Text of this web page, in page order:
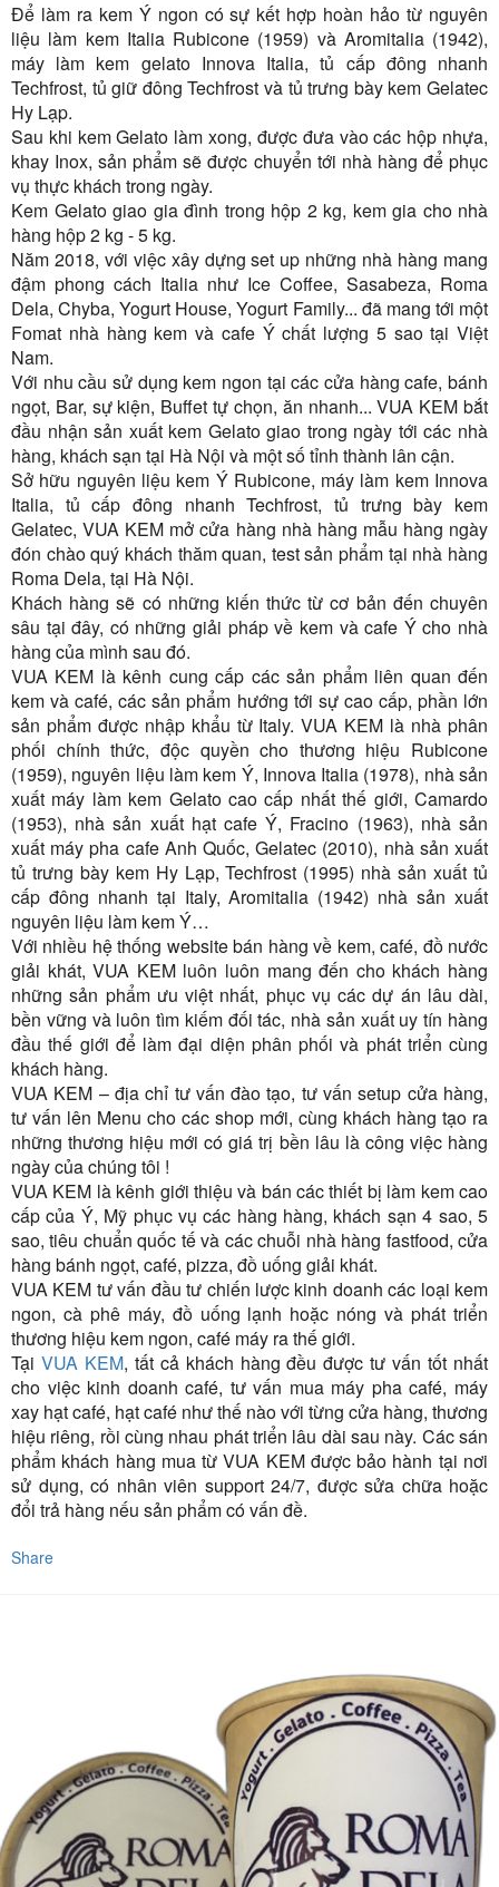
Để làm ra kem Ý ngon có sự kết hợp hoàn hảo từ nguyên
liệu làm kem Italia Rubicone (1959) và Aromitalia (1942),
máy làm kem gelato Innova Italia, tủ cấp đông nhanh
Techfrost, tủ giữ đông Techfrost và tủ trưng bày kem Gelatec
Hy Lạp.
Sau khi kem Gelato làm xong, được đưa vào các hộp nhựa,
khay Inox, sản phẩm sẽ được chuyển tới nhà hàng để phục
vụ thực khách trong ngày.
Kem Gelato giao gia đình trong hộp 2 kg, kem gia cho nhà
hàng hộp 2 kg - 5 kg.
Năm 2018, với việc xây dựng set up những nhà hàng mang
đậm phong cách Italia như Ice Coffee, Sasabeza, Roma
Dela, Chyba, Yogurt House, Yogurt Family... đã mang tới một
Fomat nhà hàng kem và cafe Ý chất lượng 5 sao tại Việt
Nam.
Với nhu cầu sử dụng kem ngon tại các cửa hàng cafe, bánh
ngọt, Bar, sự kiện, Buffet tự chọn, ăn nhanh... VUA KEM bắt
đầu nhận sản xuất kem Gelato giao trong ngày tới các nhà
hàng, khách sạn tại Hà Nội và một số tỉnh thành lân cận.
Sở hữu nguyên liệu kem Ý Rubicone, máy làm kem Innova
Italia, tủ cấp đông nhanh Techfrost, tủ trưng bày kem
Gelatec, VUA KEM mở cửa hàng nhà hàng mẫu hàng ngày
đón chào quý khách thăm quan, test sản phẩm tại nhà hàng
Roma Dela, tại Hà Nội.
Khách hàng sẽ có những kiến thức từ cơ bản đến chuyên
sâu tại đây, có những giải pháp về kem và cafe Ý cho nhà
hàng của mình sau đó.
VUA KEM là kênh cung cấp các sản phẩm liên quan đến
kem và café, các sản phẩm hướng tới sự cao cấp, phần lớn
sản phẩm được nhập khẩu từ Italy. VUA KEM là nhà phân
phối chính thức, độc quyền cho thương hiệu Rubicone
(1959), nguyên liệu làm kem Ý, Innova Italia (1978), nhà sản
xuất máy làm kem Gelato cao cấp nhất thế giới, Camardo
(1953), nhà sản xuất hạt cafe Ý, Fracino (1963), nhà sản
xuất máy pha cafe Anh Quốc, Gelatec (2010), nhà sản xuất
tủ trưng bày kem Hy Lạp, Techfrost (1995) nhà sản xuất tủ
cấp đông nhanh tại Italy, Aromitalia (1942) nhà sản xuất
nguyên liệu làm kem Ý…
Với nhiều hệ thống website bán hàng về kem, café, đồ nước
giải khát, VUA KEM luôn luôn mang đến cho khách hàng
những sản phẩm ưu việt nhất, phục vụ các dự án lâu dài,
bền vững và luôn tìm kiếm đối tác, nhà sản xuất uy tín hàng
đầu thế giới để làm đại diện phân phối và phát triển cùng
khách hàng.
VUA KEM – địa chỉ tư vấn đào tạo, tư vấn setup cửa hàng,
tư vấn lên Menu cho các shop mới, cùng khách hàng tạo ra
những thương hiệu mới có giá trị bền lâu là công việc hàng
ngày của chúng tôi !
VUA KEM là kênh giới thiệu và bán các thiết bị làm kem cao
cấp của Ý, Mỹ phục vụ các hàng hàng, khách sạn 4 sao, 5
sao, tiêu chuẩn quốc tế và các chuỗi nhà hàng fastfood, cửa
hàng bánh ngọt, café, pizza, đồ uống giải khát.
VUA KEM tư vấn đầu tư chiến lược kinh doanh các loại kem
ngon, cà phê máy, đồ uống lạnh hoặc nóng và phát triển
thương hiệu kem ngon, café máy ra thế giới.
Tại VUA KEM, tất cả khách hàng đều được tư vấn tốt nhất
cho việc kinh doanh café, tư vấn mua máy pha café, máy
xay hạt café, hạt café như thế nào với từng cửa hàng, thương
hiệu riêng, rồi cùng nhau phát triển lâu dài sau này. Các sán
phẩm khách hàng mua từ VUA KEM được bảo hành tại nơi
sử dụng, có nhân viên support 24/7, được sửa chữa hoặc
đổi trả hàng nếu sản phẩm có vấn đề.
Share